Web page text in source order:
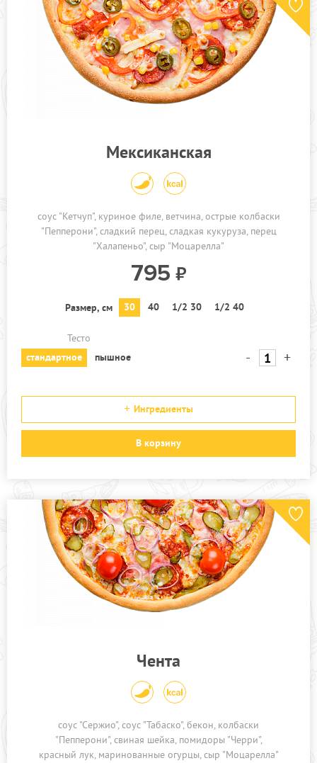
Мексиканская
соус "Кетчуп" куриное филе ветчина острые колбаски
"Пепперони" сладкий перец сладкая кукуруза перец
"Халапеньо" сыр "Моцарелла"
795
Размер, см 30 40 1/2 30 1/2 40
Тесто
стандартное
пышное - +
Ингредиенты
В корзину
Чента
соус "Сержио" соус "Табаско" бекон колбаски
"Пепперони" свиная шейка помидоры "Черри"
красный лук маринованные огурцы сыр "Моцарелла"